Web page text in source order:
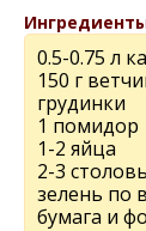
0.5-0.75 л
150 г
грудинки
1 помидор
1-2 яйца
2-3
зелень по
бумага и